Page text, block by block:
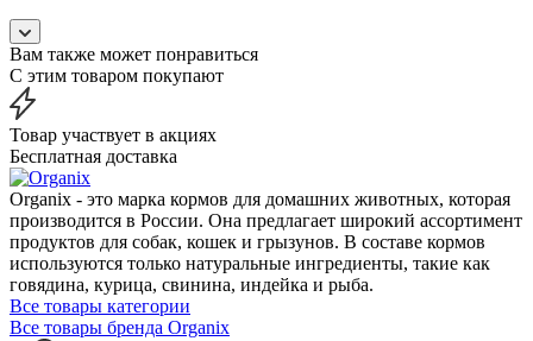
Вам также может понравиться
С этим товаром покупают
Товар участвует в акциях
Бесплатная доставка
Organix - это марка кормов для домашних животных, которая
производится в России. Она предлагает широкий ассортимент
продуктов для собак, кошек и грызунов. В составе кормов
используются только натуральные ингредиенты, такие как
говядина, курица, свинина, индейка и рыба.
Все товары категории
Все товары бренда Organix